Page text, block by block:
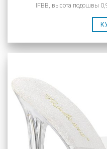
IFBB, высота подошвы